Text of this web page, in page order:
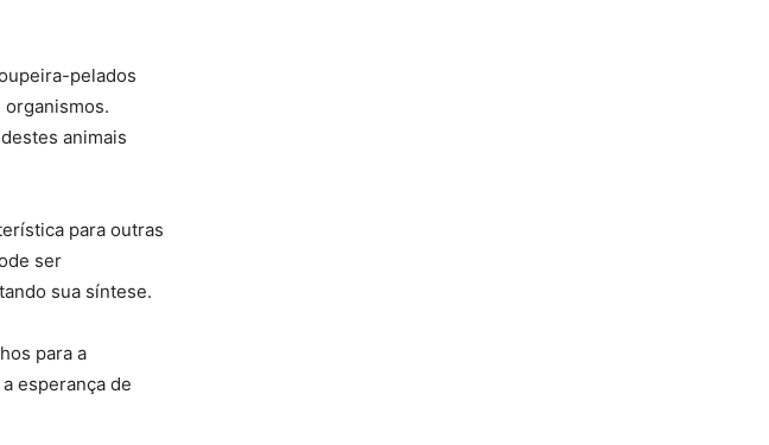
pelados
animais
para outras
ser
sua síntese.
para a
esperança de